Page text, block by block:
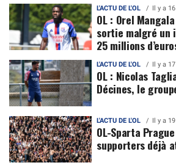
L'ACTU DE L'OL Il y a
OL : Orel
sortie malgré un
25 millions
L'ACTU DE L'OL Il y a
OL : Nicolas
Décines, le
L'ACTU DE L'OL Il y a
OL-Sparta
supporters déjà